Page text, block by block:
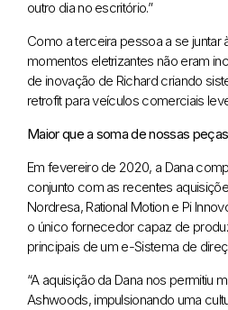
outro dia no escritório.”
Como a terceira pessoa a se
momentos eletrizantes não eram
de inovação de Richard criando
retrofit para veículos comerciais
Maior que a soma de nossas peças
Em fevereiro de 2020, a Dana
conjunto com as recentes
Nordresa, Rational Motion e Pi
o único fornecedor capaz de
principais de um e-Sistema de
“A aquisição da Dana nos permitiu
Ashwoods, impulsionando uma